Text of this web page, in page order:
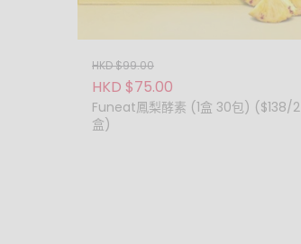
HKD $99.00
HKD $75.00
Funeat鳳梨酵素 (1盒 30包) ($138/2
盒)